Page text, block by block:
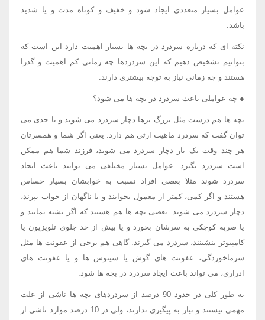
عوامل بسیار متعددی ایجاد شود و خفیف و کوتاه مدت و یا شدید
باشد.
نکته ای که درباره سردرد در بچه ها بسیار اهمیت دارد این است که
بتوانیم تشخیص دهیم که این سردردها چه زمانی کم اهمیت و گذرا
هستند و چه زمانی نیاز به توجه بیشتری دارند.
● چه عواملی باعث سردرد در بچه ها می شود؟
بچه ها هم درست مثل بزرگ ترها دچار سردرد می شوند و تا حدی می
توان گفت که سردرد ماهیت ارثی هم دارد. یعنی اگر شما و همسرتان
هر چند وقت یک بار دچار سردرد می شوید، فرزند شما هم ممکن
است سردرد بگیرد. عوامل بسیار مختلفی می توانند باعث ایجاد
سردرد شوند مثلا بعضی افراد نسبت به خوابشان بسیار حساس
هستند و اگر کمی، کمتر از معمول بخوابند و یا ناگهان از خواب بپرند،
دچار سردرد می شوند. بعضی بچه ها هم هستند که اگر تشنه بمانند و
یا ضربه کوچکی به سرشان بخورد و یا بیش از حد جلوی تلویزیون یا
کامپیوتر بنشینند، سردرد می گیرند. گاهی هم برخی از عفونت ها مثل
سرماخوردگی، عفونت های گوش یا سینوس ها و یا عفونت های
ادراری، می تواند باعث ایجاد سردرد در بچه ها شود.
به طور کلی در حدود 90 درصد از سردردهای بچه ها ناشی از علت
مهمی نیستند و نیاز به پیگیری ندارند، ولی در 10 درصد موارد ناشی از